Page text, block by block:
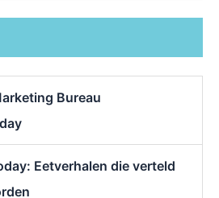
Bureau
Eetverhalen die verteld